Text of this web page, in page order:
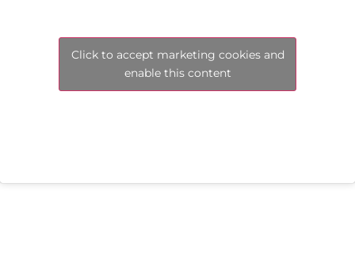
Click to accept marketing cookies and
enable this content